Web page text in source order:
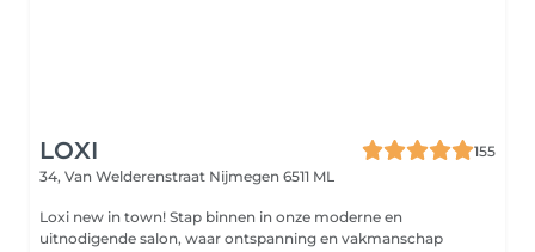
LOXI
155
34, Van Welderenstraat Nijmegen 6511 ML
Loxi new in town! Stap binnen in onze moderne en
uitnodigende salon, waar ontspanning en vakmanschap